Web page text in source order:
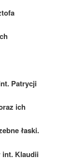
Patrycji
ich
łaski.
Klaudii